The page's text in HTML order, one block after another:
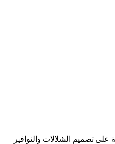
تصميم الشلالات والنوافير